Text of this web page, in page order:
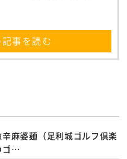
事を読む
麻婆麺（足利城ゴルフ倶楽
ゴ…